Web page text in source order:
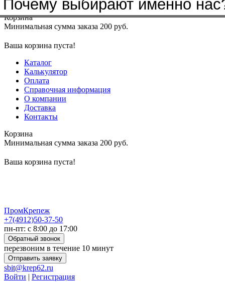
Меню+7(4912)50-37-50sbit@krep62.ru
Корзина
Минимальная сумма заказа 200 руб.
Ваша корзина пуста!
Каталог
Калькулятор
Оплата
Справочная информация
О компании
Доставка
Контакты
Корзина
Минимальная сумма заказа 200 руб.
Ваша корзина пуста!
ПромКрепеж
+7(4912)50-37-50
пн-пт: с 8:00 до 17:00
Обратный звонок
перезвоним в течение 10 минут
Отправить заявку
sbit@krep62.ru
Войти | Регистрация
с которыми мы
Почему выбирают именно